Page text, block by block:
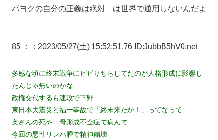
パヨクの自分の正義は絶対！は世界で通用しないんだよ
85 ： ：2023/05/27(土) 15:52:51.76 ID:JubbB5hV0.net
多感な頃に終末戦争にビビりちらしてたのが人格形成に影響し
たんじゃ無いのかな
政権交代するも速攻で下野
東日本大震災と福一事故で「終末来たか！」ってなって
奥さんの死や、骨形成不全症で病んで
今回の悪性リンパ腫で精神崩壊